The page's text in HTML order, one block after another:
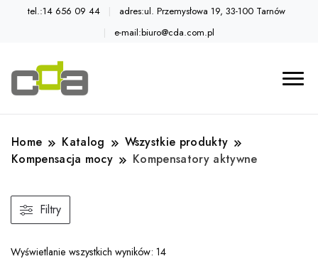
tel.:14 656 09 44
adres:ul. Przemysłowa 19, 33-100 Tarnów
e-mail:biuro@cda.com.pl
Home Katalog
Wszystkie produkty
Kompensacja mocy
Kompensatory aktywne
Filtry
Wyświetlanie wszystkich wyników: 14